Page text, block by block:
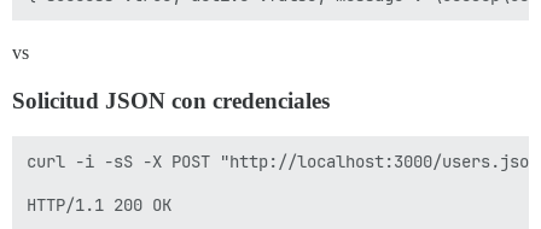
vs
Solicitud JSON con credenciales
curl -i -sS -X POST "http://localhost:3000/users.json" -
HTTP/1.1 200 OK